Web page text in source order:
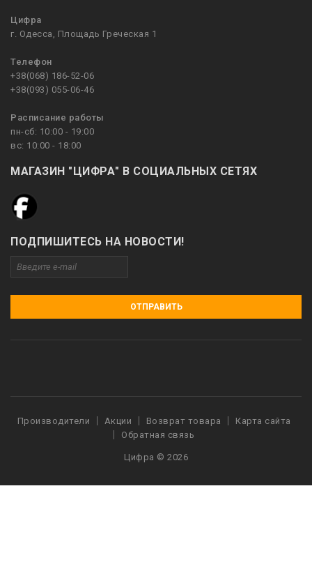
Цифра
г. Одесса, Площадь Греческая 1
Телефон
+38(068) 186-52-06
+38(093) 055-06-46
Расписание работы
пн-сб: 10:00 - 19:00
вс: 10:00 - 18:00
МАГАЗИН "ЦИФРА" В СОЦИАЛЬНЫХ СЕТЯХ
ПОДПИШИТЕСЬ НА НОВОСТИ!
ОТПРАВИТЬ
Производители Акции Возврат товара
Карта сайта
Обратная связь
Цифра © 2026